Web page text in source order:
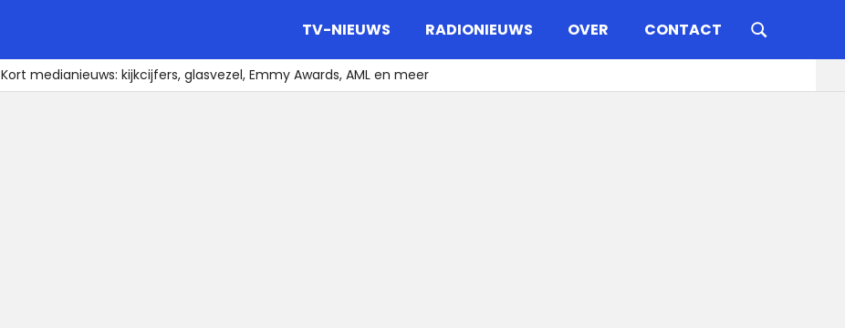
TV-NIEUWS RADIONIEUWS OVER CONTACT
Kort medianieuws: kijkcijfers, glasvezel, Emmy Awards, AML en meer